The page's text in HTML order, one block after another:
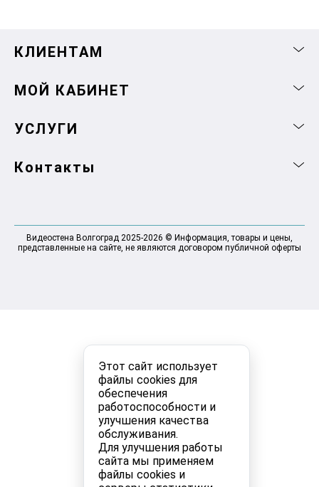
Этот сайт использует
файлы cookies для
обеспечения
работоспособности и
улучшения качества
обслуживания.
Для улучшения работы
сайта мы применяем
файлы cookies и
КЛИЕНТАМ
МОЙ КАБИНЕТ
УСЛУГИ
Контакты
Видеостена Волгоград 2025-2026 © Информация, товары и цены,
представленные на сайте, не являются договором публичной оферты